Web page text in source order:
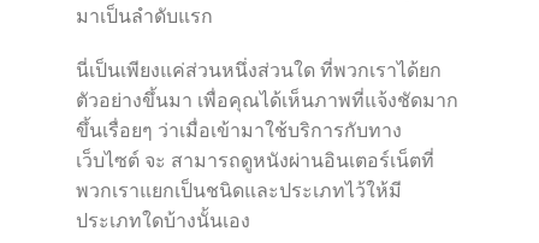
มาเป็นลำดับแรก
นี่เป็นเพียงแค่ส่วนหนึ่งส่วนใด ที่พวกเราได้ยก
ตัวอย่างขึ้นมา เพื่อคุณได้เห็นภาพที่แจ้งชัดมาก
ขึ้นเรื่อยๆ ว่าเมื่อเข้ามาใช้บริการกับทาง
เว็บไซต์ จะ สามารถดูหนังผ่านอินเตอร์เน็ตที่
พวกเราแยกเป็นชนิดและประเภทไว้ให้มี
ประเภทใดบ้างนั้นเอง